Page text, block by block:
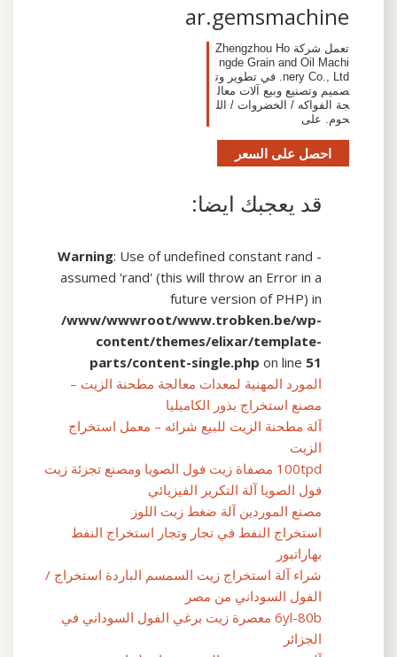
ar.gemsmachine
تعمل شركة Zhengzhou Ho
ngde Grain and Oil Machi
nery Co., Ltd. في تطوير وت
صميم وتصنيع وبيع آلات معال
جة الفواكه / الخضروات / الل
حوم. على
احصل على السعر
قد يعجبك ايضا:
Warning: Use of undefined constant rand -
assumed 'rand' (this will throw an Error in a
future version of PHP) in
/www/wwwroot/www.trobken.be/wp-
content/themes/elixar/template-
parts/content-single.php on line 51
المورد المهنية لمعدات معالجة مطحنة الزيت –
مصنع استخراج بذور الكاميليا
آلة مطحنة الزيت للبيع شرائه – معمل استخراج
الزيت
100tpd مصفاة زيت فول الصويا ومصنع تجزئة زيت
فول الصويا آلة التكرير الفيزيائي
مصنع الموردين آلة ضغط زيت اللوز
استخراج النفط في تجار وتجار استخراج النفط
بهاراتبور
شراء آلة استخراج زيت السمسم الباردة استخراج /
الفول السوداني من مصر
6yl-80b معصرة زيت برغي الفول السوداني في
الجزائر